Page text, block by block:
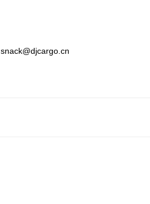
snack@djcargo.cn